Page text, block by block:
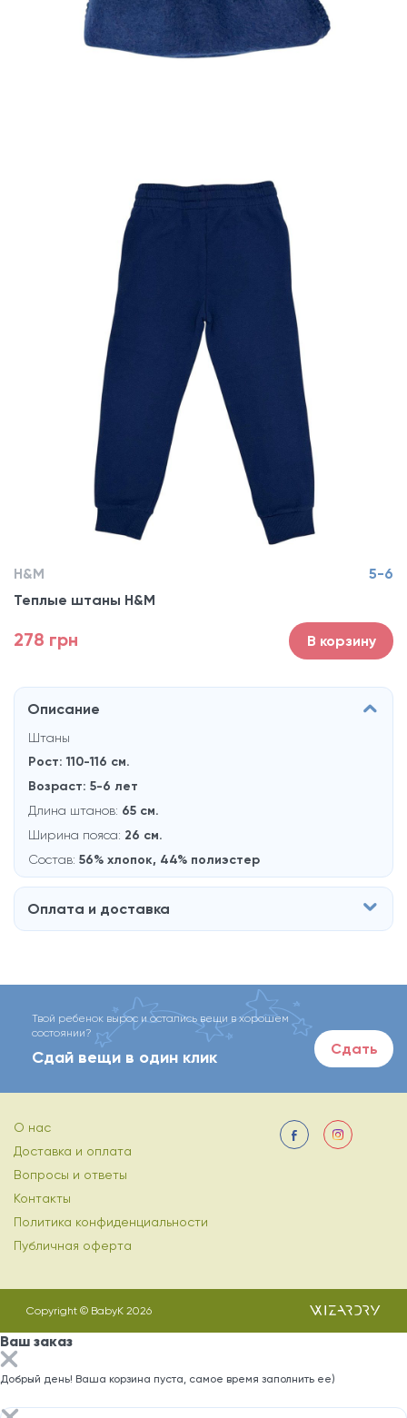
H&M
5-6
Теплые штаны H&M
278 грн В корзину
Описание
Штаны
Рост: 110-116 см.
Возраст: 5-6 лет
Длина штанов: 65 см.
Ширина пояса: 26 см.
Состав: 56% хлопок, 44% полиэстер
Оплата и доставка
Твой ребенок вырос и остались вещи в хорошем
состоянии?
Сдай вещи в один клик Сдать
О нас
Доставка и оплата
Вопросы и ответы
Контакты
Политика конфиденциальности
Публичная оферта
Copyright © BabyK 2026
Ваш заказ
Добрый день! Ваша корзина пуста, самое время заполнить ее)